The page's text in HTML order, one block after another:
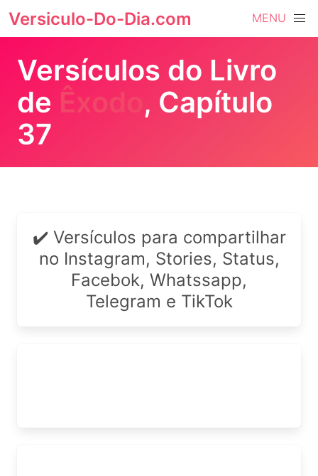
Versiculo-Do-Dia.com MENU
Versículos do Livro
de Êxodo, Capítulo
37
✔️ Versículos para compartilhar
no Instagram, Stories, Status,
Facebok, Whatssapp,
Telegram e TikTok